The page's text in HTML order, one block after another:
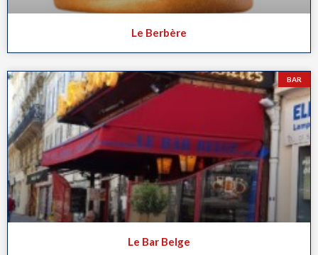
Le Berbère
BAR
Le Bar Belge